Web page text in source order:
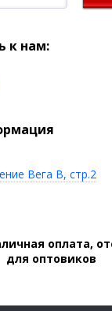
к нам:
Вега В, стр.2
оплата,
для оптовиков